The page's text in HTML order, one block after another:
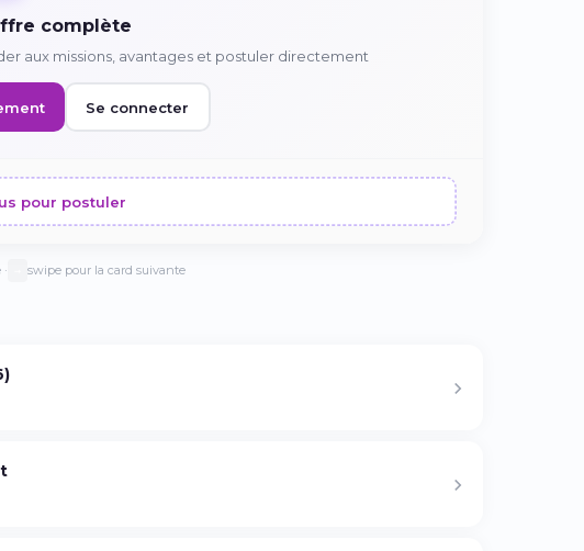
complète
aux missions, avantages et postuler directement
Se connecter
pour postuler
swipe pour la card suivante